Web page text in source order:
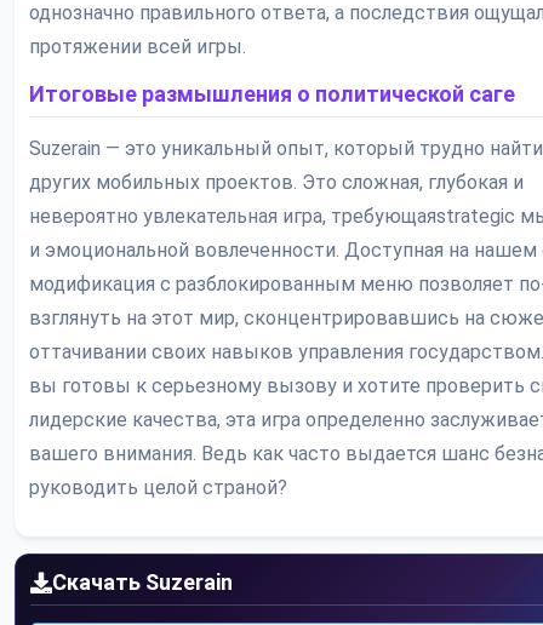
однозначно правильного ответа, а последствия
протяжении всей игры.
Итоговые размышления о политической саге
Suzerain — это уникальный опыт, который трудно
других мобильных проектов. Это сложная, глубокая и
невероятно увлекательная игра, требующаяstrategic
и эмоциональной вовлеченности. Доступная на нашем
модификация с разблокированным меню позволяет
взглянуть на этот мир, сконцентрировавшись на
оттачивании своих навыков управления
вы готовы к серьезному вызову и хотите проверить
лидерские качества, эта игра определенно
вашего внимания. Ведь как часто выдается шанс
руководить целой страной?
Скачать Suzerain